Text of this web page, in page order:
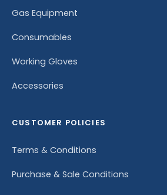
Gas Equipment
Consumables
Working Gloves
Accessories
CUSTOMER POLICIES
Terms & Conditions
Purchase & Sale Conditions